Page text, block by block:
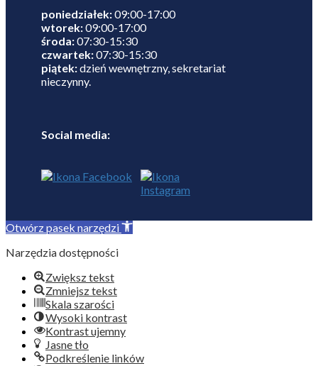
poniedziałek:09:00-17:00
wtorek:09:00-17:00
środa:07:30-15:30
czwartek:07:30-15:30
piątek:dzień wewnętrzny, sekretariat
nieczynny.
Social media:
Otwórz pasek narzędzi
Narzędzia dostępności
Zwiększ tekst
Zmniejsz tekst
Skala szarości
Wysoki kontrast
Kontrast ujemny
Jasne tło
Podkreślenie linków